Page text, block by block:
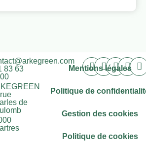
83 63
de
Mentions légales
Politique de
Gestion des cookies
Politique de cookies